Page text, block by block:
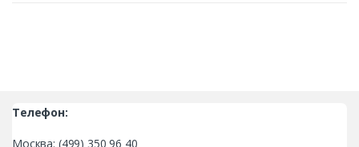
Телефон:
Москва: (499) 350 96 40